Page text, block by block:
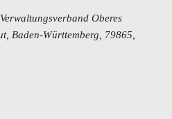
Oberes
Baden-Württemberg, 79865,